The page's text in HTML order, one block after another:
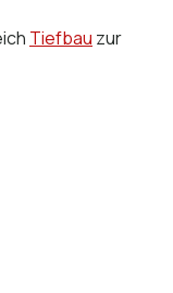
Tiefbau zur